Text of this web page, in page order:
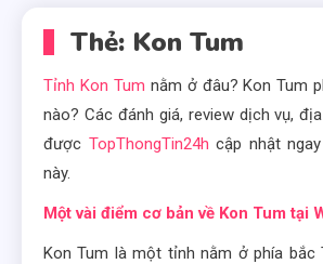
Thẻ: Kon Tum
Tỉnh Kon Tum nằm ở đâu? Kon Tum
nào? Các đánh giá, review dịch vụ,
được TopThongTin24h cập nhật
này.
Một vài điểm cơ bản về Kon Tum tại
Kon Tum là một tỉnh nằm ở phía bắc